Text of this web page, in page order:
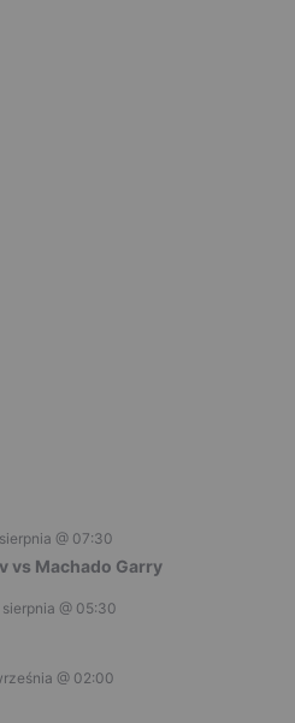
@ 07:30
vs Machado Garry
@ 05:30
@ 02:00